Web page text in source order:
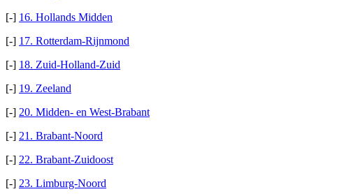
[-] 16. Hollands Midden
[-] 17. Rotterdam-Rijnmond
[-] 18. Zuid-Holland-Zuid
[-] 19. Zeeland
[-] 20. Midden- en West-Brabant
[-] 21. Brabant-Noord
[-] 22. Brabant-Zuidoost
[-] 23. Limburg-Noord